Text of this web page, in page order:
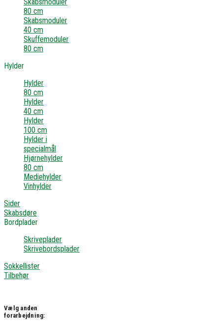
Skabsmoduler
80 cm
Skabsmoduler
40 cm
Skuffemoduler
80 cm
Hylder
Hylder
80 cm
Hylder
40 cm
Hylder
100 cm
Hylder i
specialmål
Hjørnehylder
80 cm
Mediehylder
Vinhylder
Sider
Skabsdøre
Bordplader
Skriveplader
Skrivebordsplader
Sokkellister
Tilbehør
Vælg anden
forarbejdning: